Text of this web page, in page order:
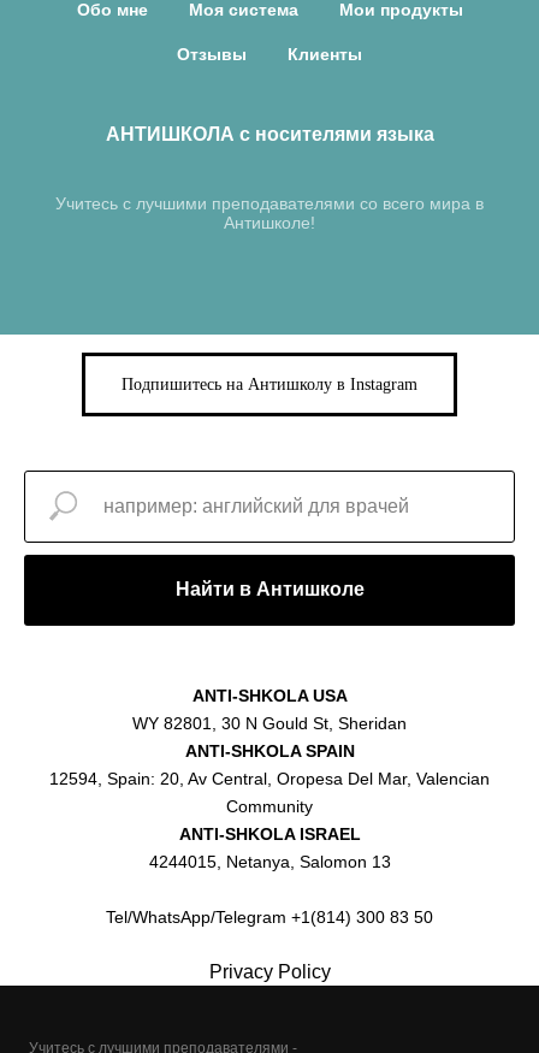
Обо мне Моя система Мои продукты
Отзывы Клиенты
АНТИШКОЛА с носителями языка
Учитесь с лучшими преподавателями со всего мира в
Антишколе!
Подпишитесь на Антишколу в Instagram
Найти в Антишколе
ANTI-SHKOLA USA
WY 82801, 30 N Gould St, Sheridan
ANTI-SHKOLA SPAIN
12594, Spain: 20, Av Central, Oropesa Del Mar, Valencian
Community
ANTI-SHKOLA ISRAEL
4244015, Netanya, Salomon 13
Tel/WhatsApp/Telegram +1(814) 300 83 50
Privacy Policy
Учитесь с лучшими преподавателями -